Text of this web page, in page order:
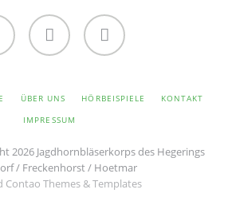
ÜBER UNS HÖRBEISPIELE
KONTAKT
IMPRESSUM
2026 Jagdhornbläserkorps des Hegerings
/ Freckenhorst / Hoetmar
Contao Themes & Templates